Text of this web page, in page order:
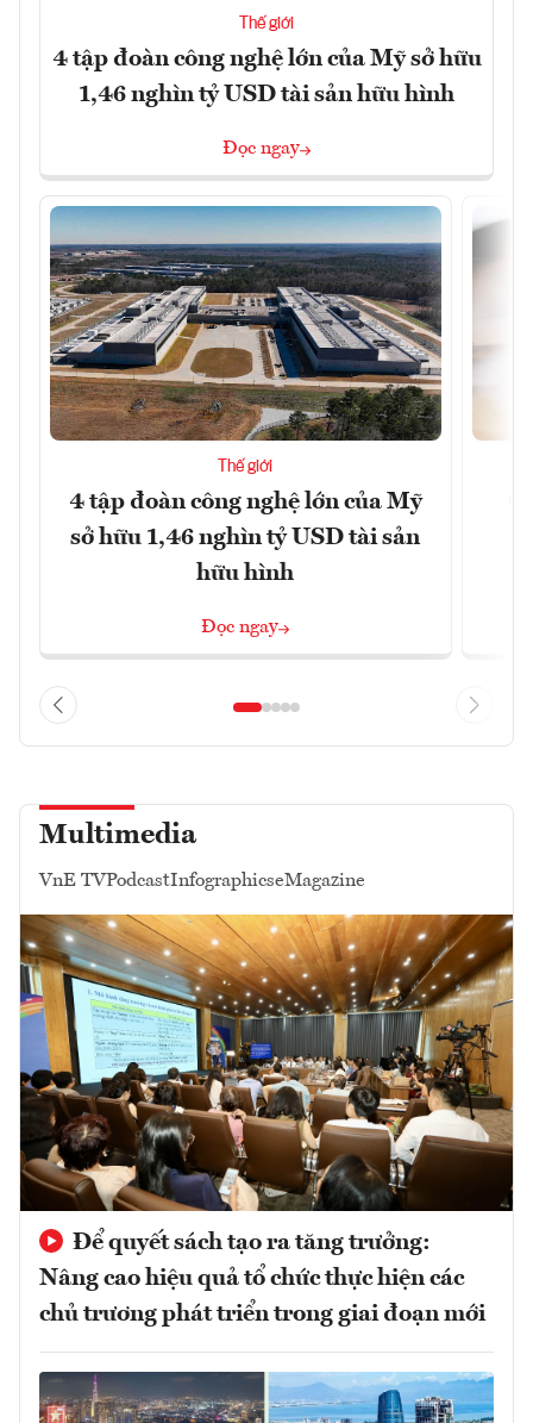
Thế giới
4 tập đoàn công nghệ lớn của Mỹ sở hữu
1,46 nghìn tỷ USD tài sản hữu hình
Đọc ngay
Thế giới
4 tập đoàn công nghệ lớn của Mỹ
sở hữu 1,46 nghìn tỷ USD tài sản
hữu hình
Đọc ngay
Multimedia
VnE TVPodcastInfographicseMagazine
Để quyết sách tạo ra tăng trưởng:
Nâng cao hiệu quả tổ chức thực hiện các
chủ trương phát triển trong giai đoạn mới